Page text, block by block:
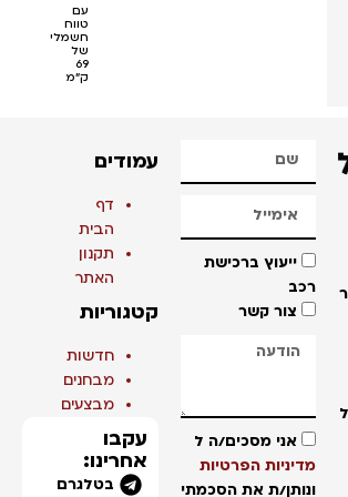
עם
טווח
חשמלי
של
69
ק"מ
ייעוץ ברכישת
רכב
צור קשר
אני מסכים/ה ל
מדיניות הפרטיות
ונותן/ת את הסכמתי
עמודים
דף
הבית
תקנון
האתר
קטגוריות
חדשות
מבחנים
מבצעים
עקבו
אחרינו:
בטלגרם